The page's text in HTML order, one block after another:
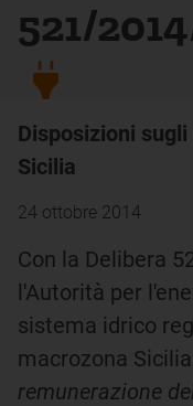
521/
Disposizioni
Sicilia
24 ottobre 2014
Con la Delibera
l'Autorità per
sistema idrico
macrozona
remunerazione